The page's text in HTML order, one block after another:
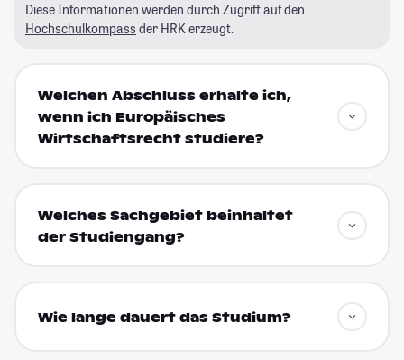
Diese Informationen werden durch Zugriff auf den
Hochschulkompass der HRK erzeugt.
Welchen Abschluss erhalte ich,
wenn ich Europäisches
Wirtschaftsrecht studiere?
Welches Sachgebiet beinhaltet
der Studiengang?
Wie lange dauert das Studium?